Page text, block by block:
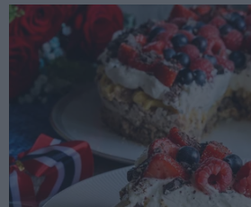
Hopp
hovedinnhold